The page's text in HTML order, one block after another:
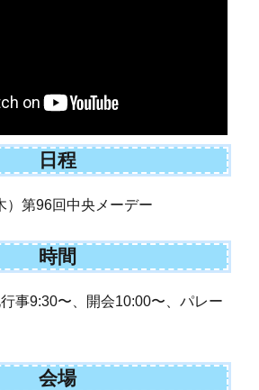
日程
）第96回中央メーデー
時間
事9:30〜、開会10:00〜、パレー
会場